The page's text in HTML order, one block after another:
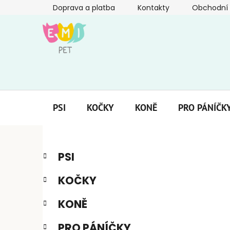
Doprava a platba Kontakty
PSI KOČKY KONĚ PRO
P
s
r
Přeskočit
kategorie
K
a
e
o
PSI
KOČKY
KONĚ